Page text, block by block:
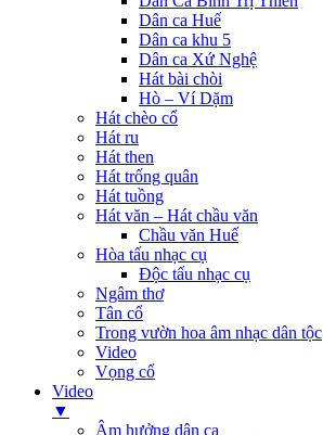
Dân ca Huế
Dân ca khu 5
Dân ca Xứ Nghệ
Hát bài chòi
Hò – Ví Dặm
Hát chèo cổ
Hát ru
Hát then
Hát trống quân
Hát tuồng
Hát văn – Hát chầu văn
Chầu văn Huế
Hòa tấu nhạc cụ
Độc tấu nhạc cụ
Ngâm thơ
Tân cổ
Trong vườn hoa âm nhạc dân tộc
Video
Vọng cổ
Video
▼
Âm hưởng dân ca